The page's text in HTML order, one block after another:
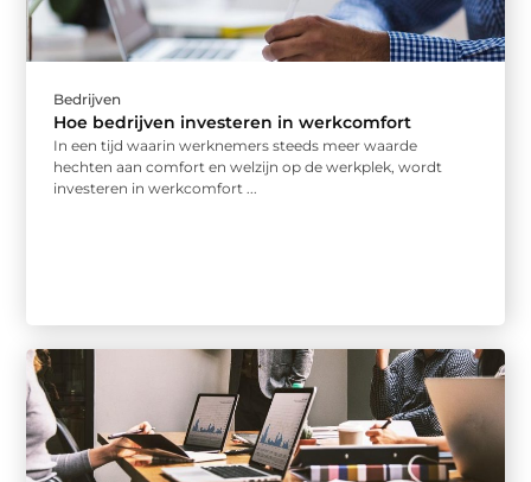
Bedrijven
Hoe bedrijven investeren in werkcomfort
In een tijd waarin werknemers steeds meer waarde
hechten aan comfort en welzijn op de werkplek, wordt
investeren in werkcomfort ...